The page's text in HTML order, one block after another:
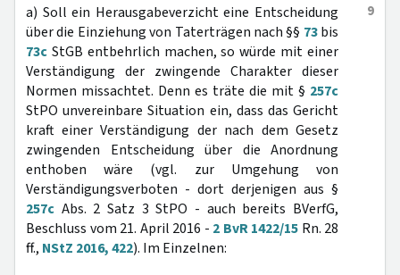
9
a) Soll ein Herausgabeverzicht eine Entscheidung
über die Einziehung von Taterträgen nach §§ 73bis
73c StGB entbehrlich machen, so würde mit einer
Verständigung der zwingende Charakter dieser
Normen missachtet. Denn es träte die mit § 257c
StPO unvereinbare Situation ein, dass das Gericht
kraft einer Verständigung der nach dem Gesetz
zwingenden Entscheidung über die Anordnung
enthoben wäre (vgl. zur Umgehung von
Verständigungsverboten - dort derjenigen aus §
257c Abs. 2 Satz 3 StPO - auch bereits BVerfG,
Beschluss vom 21. April 2016 - 2 BvR 1422/15 Rn. 28
ff., NStZ 2016, 422). Im Einzelnen: